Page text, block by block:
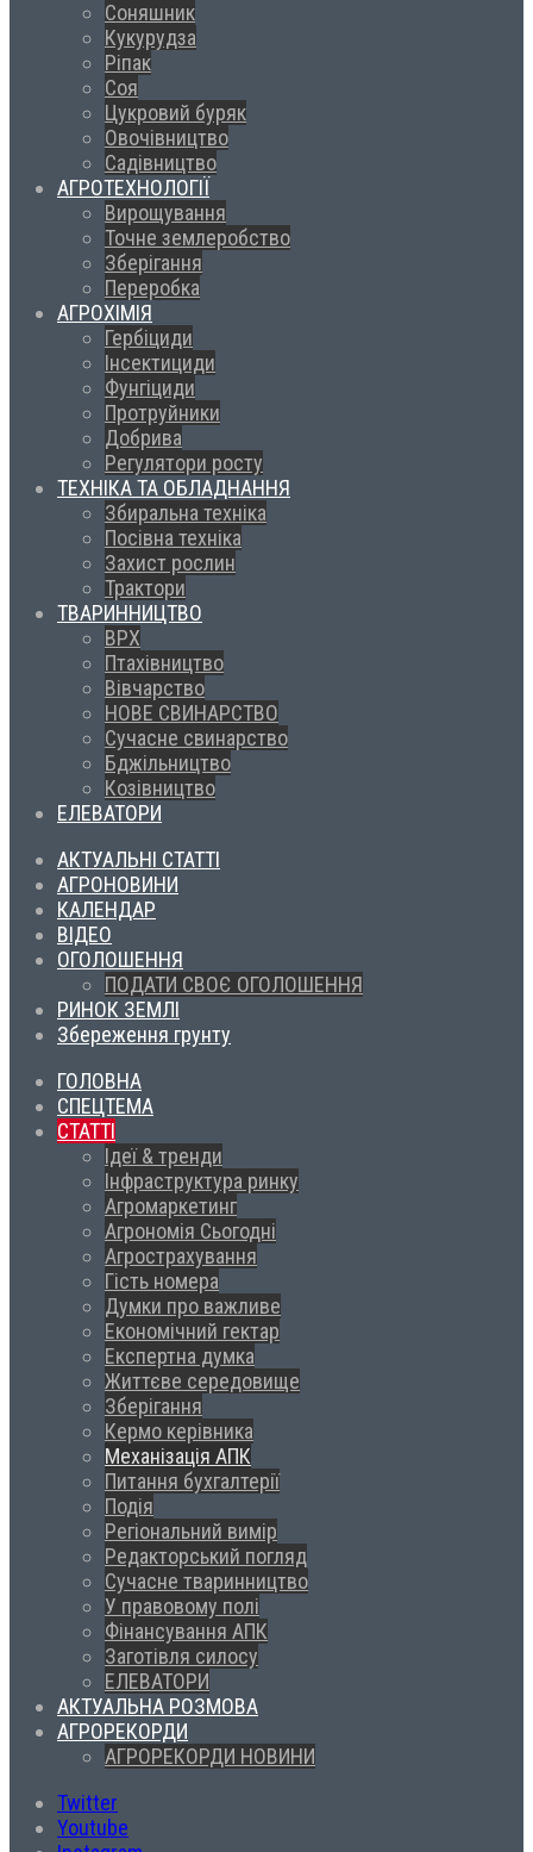
Соняшник
Кукурудза
Ріпак
Соя
Цукровий буряк
Овочівництво
Садівництво
АГРОТЕХНОЛОГІЇ
Вирощування
Точне землеробство
Зберігання
Переробка
АГРОХІМІЯ
Гербіциди
Інсектициди
Фунгіциди
Протруйники
Добрива
Регулятори росту
ТЕХНІКА ТА ОБЛАДНАННЯ
Збиральна техніка
Посівна техніка
Захист рослин
Трактори
ТВАРИННИЦТВО
ВРХ
Птахівництво
Вівчарство
НОВЕ СВИНАРСТВО
Сучасне свинарство
Бджільництво
Козівництво
ЕЛЕВАТОРИ
АКТУАЛЬНІ СТАТТІ
АГРОНОВИНИ
КАЛЕНДАР
ВІДЕО
ОГОЛОШЕННЯ
ПОДАТИ СВОЄ ОГОЛОШЕННЯ
РИНОК ЗЕМЛІ
Збереження грунту
ГОЛОВНА
СПЕЦТЕМА
СТАТТІ
Ідеї & тренди
Інфраструктура ринку
Агромаркетинг
Агрономія Сьогодні
Агрострахування
Гість номера
Думки про важливе
Економічний гектар
Експертна думка
Життєве середовище
Зберігання
Кермо керівника
Механізація АПК
Питання бухгалтерії
Подія
Регіональний вимір
Редакторський погляд
Сучасне тваринництво
У правовому полі
Фінансування АПК
Заготівля силосу
ЕЛЕВАТОРИ
АКТУАЛЬНА РОЗМОВА
АГРОРЕКОРДИ
АГРОРЕКОРДИ НОВИНИ
Twitter
Youtube